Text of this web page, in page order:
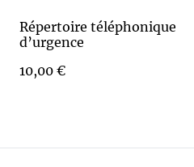
Répertoire téléphonique
d’urgence
10,00 €